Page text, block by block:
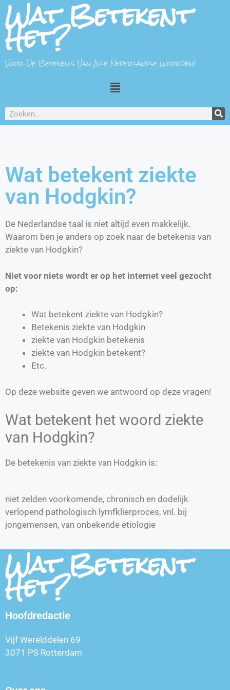
Wat Betekent
Het?
Voor De Betekenis Van Alle Nederlandse Woorden!
Wat betekent ziekte
van Hodgkin?
De Nederlandse taal is niet altijd even makkelijk.
Waarom ben je anders op zoek naar de betekenis van
ziekte van Hodgkin?
Niet voor niets wordt er op het internet veel gezocht
op:
Wat betekent ziekte van Hodgkin?
Betekenis ziekte van Hodgkin
ziekte van Hodgkin betekenis
ziekte van Hodgkin betekent?
Etc.
Op deze website geven we antwoord op deze vragen!
Wat betekent het woord ziekte
van Hodgkin?
De betekenis van ziekte van Hodgkin is:
niet zelden voorkomende, chronisch en dodelijk
verlopend pathologisch lymfklierproces, vnl. bij
jongemensen, van onbekende etiologie
Wat Betekent
Het?
Hoofdredactie
Vijf Werelddelen 69
3071 PS Rotterdam